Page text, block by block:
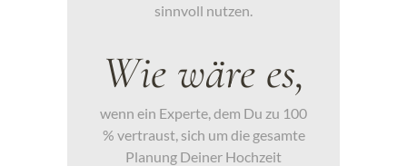
sinnvoll nutzen.
Wie wäre es,
wenn ein Experte, dem Du zu 100
% vertraust, sich um die gesamte
Planung Deiner Hochzeit